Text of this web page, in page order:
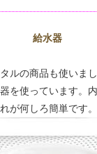
給水器
ルの商品も使いま
を使っています。
が何しろ簡単です。